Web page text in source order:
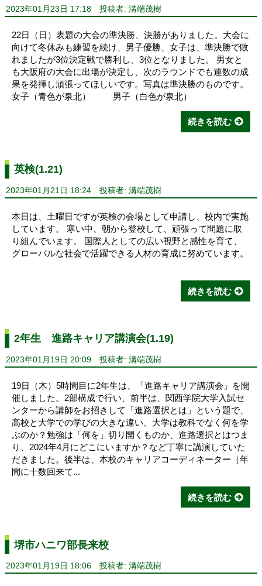
2023年01月23日 17:18 投稿者: 溝端茂樹
22日（日）表題の大会の準決勝、決勝がありました。大会に
向けて冬休みも練習を続け、男子優勝、女子は、準決勝で敗
れましたが3位決定戦で勝利し、3位となりました。 男女と
も大阪府の大会に出場が決定し、次のラウンドでも連数の成
果を発揮し頑張ってほしいです。写真は準決勝のものです。
女子（青色が泉北） 男子（白色が泉北）
続きを読む
英検(1.21)
2023年01月21日 18:24 投稿者: 溝端茂樹
本日は、土曜日ですが英検の会場として申請し、校内で実施
しています。 寒い中、朝から登校して、頑張って問題に取
り組んでいます。 国際人としての広い視野と感性を育て、
グローバルな社会で活躍できる人材の育成に努めています。
続きを読む
2年生 進路キャリア講演会(1.19)
2023年01月19日 20:09 投稿者: 溝端茂樹
19日（木）5時間目に2年生は、「進路キャリア講演会」を開
催しました。2部構成で行い、前半は、関西学院大学入試セ
ンターから講師をお招きして「進路選択とは」という題で、
高校と大学での学びの大きな違い、大学は教科でなく何を学
ぶのか？勉強は「何を」切り開くものか、進路選択とはつま
り、2024年4月にどこにいますか？など丁寧に講演していた
だきました。後半は、本校のキャリアコーディネーター（年
間に十数回来て...
続きを読む
堺市ハニワ部長来校
2023年01月19日 18:06 投稿者: 溝端茂樹